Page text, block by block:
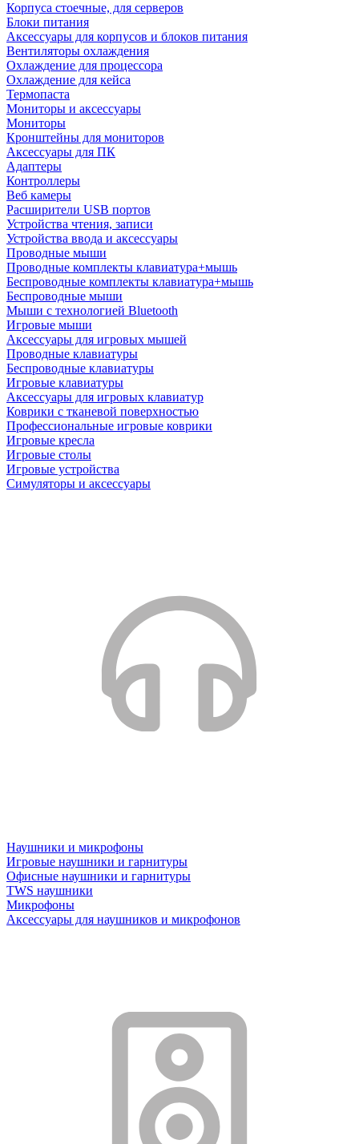
Корпуса стоечные, для серверов
Блоки питания
Аксессуары для корпусов и блоков питания
Вентиляторы охлаждения
Охлаждение для процессора
Охлаждение для кейса
Термопаста
Мониторы и аксессуары
Мониторы
Кронштейны для мониторов
Аксессуары для ПК
Адаптеры
Контроллеры
Веб камеры
Расширители USB портов
Устройства чтения, записи
Устройства ввода и аксессуары
Проводные мыши
Проводные комплекты клавиатура+мышь
Беспроводные комплекты клавиатура+мышь
Беспроводные мыши
Мыши с технологией Bluetooth
Игровые мыши
Аксессуары для игровых мышей
Проводные клавиатуры
Беспроводные клавиатуры
Игровые клавиатуры
Аксессуары для игровых клавиатур
Коврики с тканевой поверхностью
Профессиональные игровые коврики
Игровые кресла
Игровые столы
Игровые устройства
Симуляторы и аксессуары
Наушники и микрофоны
Игровые наушники и гарнитуры
Офисные наушники и гарнитуры
TWS наушники
Микрофоны
Аксессуары для наушников и микрофонов